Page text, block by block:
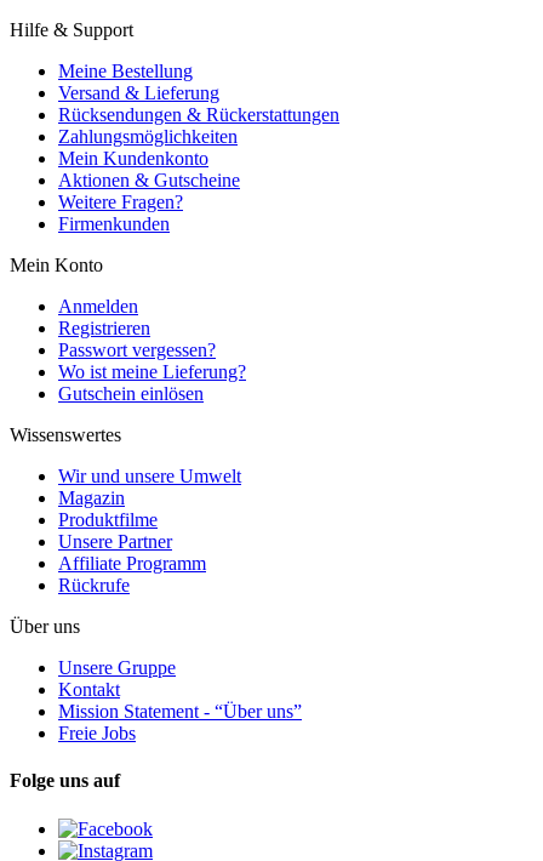
Hilfe & Support
Meine Bestellung
Versand & Lieferung
Rücksendungen & Rückerstattungen
Zahlungsmöglichkeiten
Mein Kundenkonto
Aktionen & Gutscheine
Weitere Fragen?
Firmenkunden
Mein Konto
Anmelden
Registrieren
Passwort vergessen?
Wo ist meine Lieferung?
Gutschein einlösen
Wissenswertes
Wir und unsere Umwelt
Magazin
Produktfilme
Unsere Partner
Affiliate Programm
Rückrufe
Über uns
Unsere Gruppe
Kontakt
Mission Statement - “Über uns”
Freie Jobs
Folge uns auf